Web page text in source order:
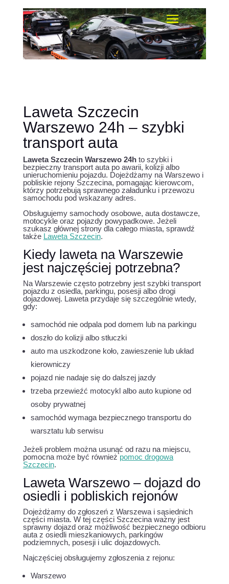
Laweta Szczecin
Warszewo 24h – szybki
transport auta
Laweta Szczecin Warszewo 24hto szybki i
bezpieczny transport auta po awarii, kolizji albo
unieruchomieniu pojazdu. Dojeżdżamy na Warszewo i
pobliskie rejony Szczecina, pomagając kierowcom,
którzy potrzebują sprawnego załadunku i przewozu
samochodu pod wskazany adres.
Obsługujemy samochody osobowe, auta dostawcze,
motocykle oraz pojazdy powypadkowe. Jeżeli
szukasz głównej strony dla całego miasta, sprawdź
także Laweta Szczecin.
Kiedy laweta na Warszewie
jest najczęściej potrzebna?
Na Warszewie często potrzebny jest szybki transport
pojazdu z osiedla, parkingu, posesji albo drogi
dojazdowej. Laweta przydaje się szczególnie wtedy,
gdy:
samochód nie odpala pod domem lub na parkingu
doszło do kolizji albo stłuczki
auto ma uszkodzone koło, zawieszenie lub układ
kierowniczy
pojazd nie nadaje się do dalszej jazdy
trzeba przewieźć motocykl albo auto kupione od
osoby prywatnej
samochód wymaga bezpiecznego transportu do
warsztatu lub serwisu
Jeżeli problem można usunąć od razu na miejscu,
pomocna może być równieżpomoc drogowa
Szczecin.
Laweta Warszewo – dojazd do
osiedli i pobliskich rejonów
Dojeżdżamy do zgłoszeń z Warszewa i sąsiednich
części miasta. W tej części Szczecina ważny jest
sprawny dojazd oraz możliwość bezpiecznego odbioru
auta z osiedli mieszkaniowych, parkingów
podziemnych, posesji i ulic dojazdowych.
Najczęściej obsługujemy zgłoszenia z rejonu:
Warszewo